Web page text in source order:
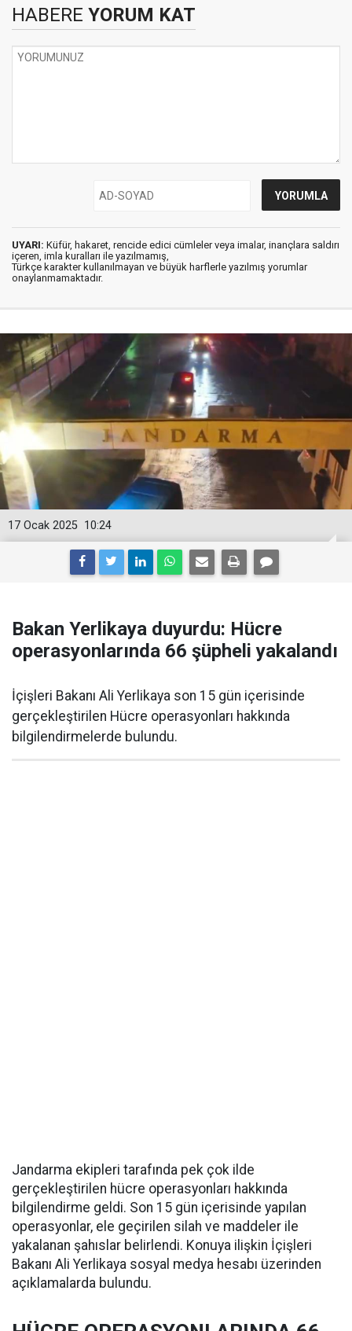
HABERE YORUM KAT
UYARI: Küfür, hakaret, rencide edici cümleler veya imalar, inançlara saldırı
içeren, imla kuralları ile yazılmamış,
Türkçe karakter kullanılmayan ve büyük harflerle yazılmış yorumlar
onaylanmamaktadır.
10:24
17 Ocak 2025
Bakan Yerlikaya duyurdu: Hücre
operasyonlarında 66 şüpheli yakalandı
İçişleri Bakanı Ali Yerlikaya son 15 gün içerisinde
gerçekleştirilen Hücre operasyonları hakkında
bilgilendirmelerde bulundu.
Jandarma ekipleri tarafında pek çok ilde
gerçekleştirilen hücre operasyonları hakkında
bilgilendirme geldi. Son 15 gün içerisinde yapılan
operasyonlar, ele geçirilen silah ve maddeler ile
yakalanan şahıslar belirlendi. Konuya ilişkin İçişleri
Bakanı Ali Yerlikaya sosyal medya hesabı üzerinden
açıklamalarda bulundu.